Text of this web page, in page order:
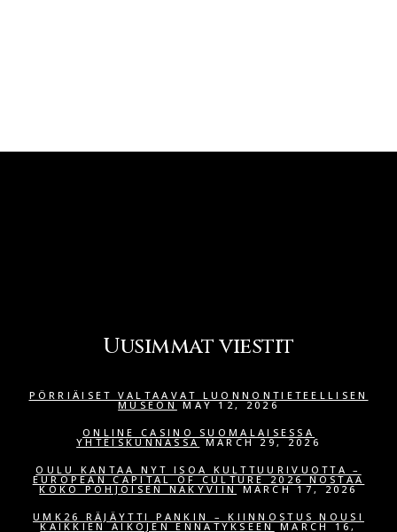
Uusimmat viestit
PÖRRIÄISET VALTAAVAT LUONNONTIETEELLISEN
MUSEON MAY 12, 2026
ONLINE CASINO SUOMALAISESSA
YHTEISKUNNASSA MARCH 29, 2026
OULU KANTAA NYT ISOA KULTTUURIVUOTTA –
EUROPEAN CAPITAL OF CULTURE 2026 NOSTAA
KOKO POHJOISEN NÄKYVIIN MARCH 17, 2026
UMK26 RÄJÄYTTI PANKIN – KIINNOSTUS NOUSI
KAIKKIEN AIKOJEN ENNÄTYKSEEN MARCH 16,